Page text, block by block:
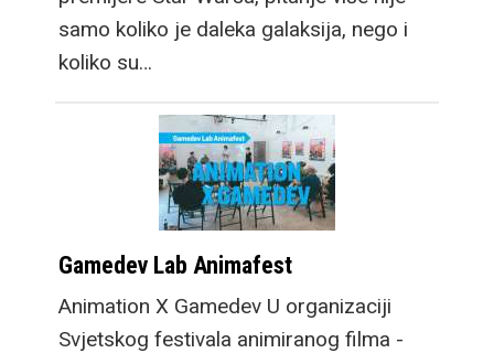
samo koliko je daleka galaksija, nego i
koliko su…
Gamedev Lab Animafest
Animation X Gamedev U organizaciji
Svjetskog festivala animiranog filma -